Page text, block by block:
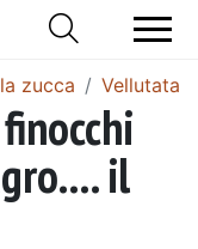
zucca Vellutata
il